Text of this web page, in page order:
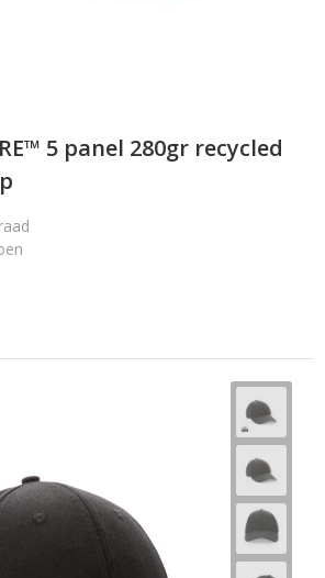
5 panel 280gr recycled